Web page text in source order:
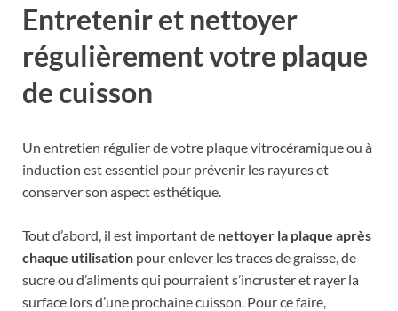
Entretenir et nettoyer
régulièrement votre plaque
de cuisson
Un entretien régulier de votre plaque vitrocéramique ou à
induction est essentiel pour prévenir les rayures et
conserver son aspect esthétique.
Tout d’abord, il est important de nettoyer la plaque après
chaque utilisation pour enlever les traces de graisse, de
sucre ou d’aliments qui pourraient s’incruster et rayer la
surface lors d’une prochaine cuisson. Pour ce faire,